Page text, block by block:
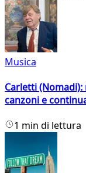
Musica
Carletti
canzoni e
1 min di lettura